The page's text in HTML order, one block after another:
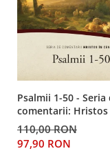
Psalmii 1-50 - Seria
comentarii: Hristos
centru
110,00 RON
97,90 RON